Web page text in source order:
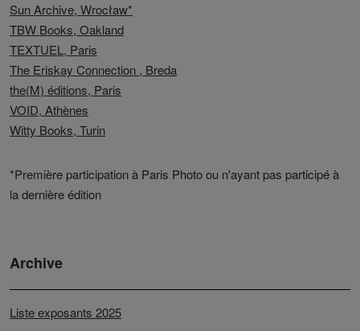
Sun Archive, Wrocław*
TBW Books, Oakland
TEXTUEL, Paris
The Eriskay Connection , Breda
the(M) éditions, Paris
VOID, Athènes
Witty Books, Turin
*Première participation à Paris Photo ou n'ayant pas participé à
la dernière édition
Archive
Liste exposants 2025